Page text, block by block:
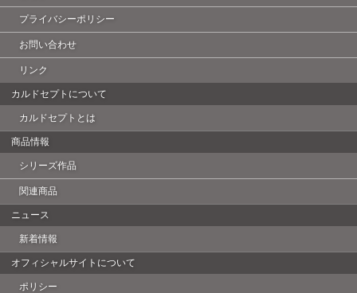
プライバシーポリシー
お問い合わせ
リンク
カルドセプトについて
カルドセプトとは
商品情報
シリーズ作品
関連商品
ニュース
新着情報
オフィシャルサイトについて
ポリシー